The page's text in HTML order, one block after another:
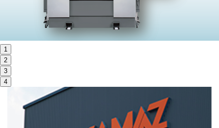
サステナビリティ
お問い合わせ
1
2
3
4